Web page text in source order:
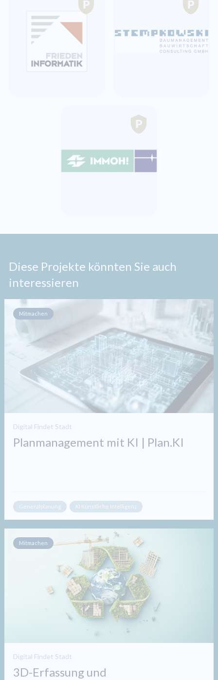
Diese Projekte könnten Sie auch
interessieren
Mitmachen
Digital Findet Stadt
Planmanagement mit KI | Plan.KI
Generalplanung KI Künstliche Intelligenz
Mitmachen
Digital Findet Stadt
3D-Erfassung und